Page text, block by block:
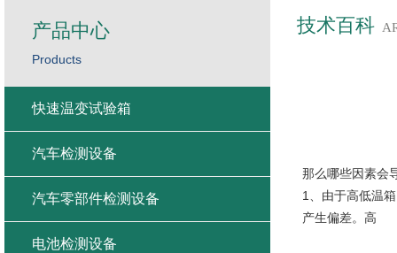
技术百科
那么哪些因素会
1、由于高低温
产生偏差。高
产品中心
Products
快速温变试验箱
汽车检测设备
汽车零部件检测设备
电池检测设备